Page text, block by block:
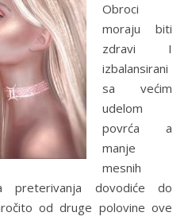
Obroci
moraju biti
zdravi I
izbalansirani
sa većim
udelom
povrća a
manje
mesnih
preterivanja dovodiće do
od druge polovine ove